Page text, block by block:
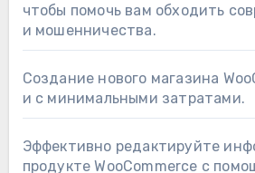
чтобы помочь вам обходить
и мошенничества.
Создание нового магазина
и с минимальными затратами.
Эффективно редактируйте
продукте WooCommerce с